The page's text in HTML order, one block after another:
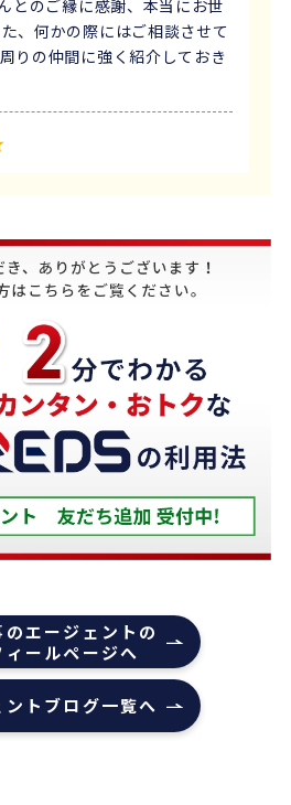
とのご縁に感謝、本当にお世
、何かの際にはご相談させて
りの仲間に強く紹介しておき
て、売り込みが全くなく自分
が出来るのが非常に大きかっ
大変お世話になりました。
中、数々の条件を伝えたとこ
提案していただきました。
でき、打ち合わせの時に、冗
動産売却のことを忘れてしま
迅速に対応していただ感謝し
REDSを利用したいし、紹介
す。
下山さんをオススメします！
いました！
のエージェントの
ィールページへ
ントブログ一覧へ